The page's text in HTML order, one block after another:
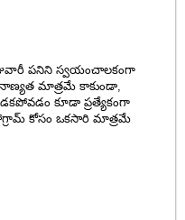
పనిని స్వయంచాలకంగా
మాత్రమే కాకుండా,
కూడా ప్రత్యేకంగా
కోసం ఒకసారి మాత్రమే